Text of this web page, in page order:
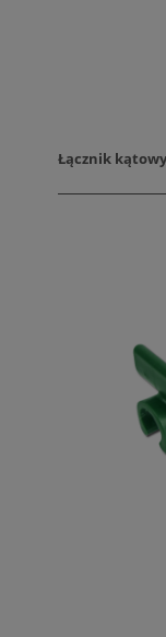
Łącznik